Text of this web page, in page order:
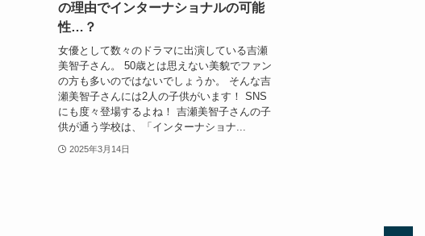
の理由でインターナショナルの可能
性…？
女優として数々のドラマに出演している吉瀬
美智子さん。 50歳とは思えない美貌でファン
の方も多いのではないでしょうか。 そんな吉
瀬美智子さんには2人の子供がいます！ SNS
にも度々登場するよね！ 吉瀬美智子さんの子
供が通う学校は、「インターナショナ...
2025年3月14日